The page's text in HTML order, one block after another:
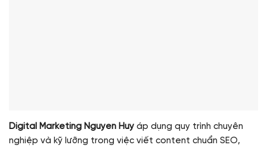
Digital Marketing Nguyen Huy áp dụng quy trình chuyên
nghiệp và kỹ lưỡng trong việc viết content chuẩn SEO,